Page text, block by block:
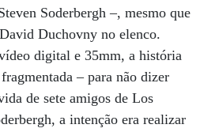
Soderbergh –, mesmo que
Duchovny no elenco.
digital e 35mm, a história
– para não dizer
de sete amigos de Los
a intenção era realizar